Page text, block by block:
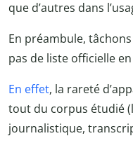
que d’autres dans
En préambule,
pas de liste officielle
En effet, la rareté
tout du corpus étudié
journalistique,